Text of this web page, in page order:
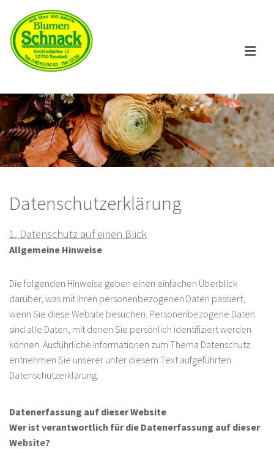
Datenschutzerklärung
1. Datenschutz auf einen Blick
Allgemeine Hinweise
Die folgenden Hinweise geben einen einfachen Überblick
darüber, was mit Ihren personenbezogenen Daten passiert,
wenn Sie diese Website besuchen. Personenbezogene Daten
sind alle Daten, mit denen Sie persönlich identifiziert werden
können. Ausführliche Informationen zum Thema Datenschutz
entnehmen Sie unserer unter diesem Text aufgeführten
Datenschutzerklärung.
Datenerfassung auf dieser Website
Wer ist verantwortlich für die Datenerfassung auf dieser
Website?